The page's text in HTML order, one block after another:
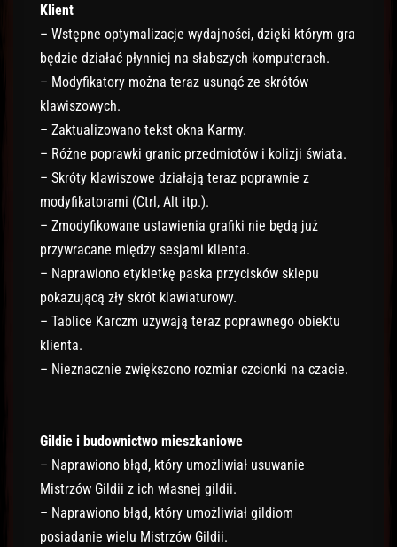
Klient
– Wstępne optymalizacje wydajności, dzięki którym gra
będzie działać płynniej na słabszych komputerach.
– Modyfikatory można teraz usunąć ze skrótów
klawiszowych.
– Zaktualizowano tekst okna Karmy.
– Różne poprawki granic przedmiotów i kolizji świata.
– Skróty klawiszowe działają teraz poprawnie z
modyfikatorami (Ctrl, Alt itp.).
– Zmodyfikowane ustawienia grafiki nie będą już
przywracane między sesjami klienta.
– Naprawiono etykietkę paska przycisków sklepu
pokazującą zły skrót klawiaturowy.
– Tablice Karczm używają teraz poprawnego obiektu
klienta.
– Nieznacznie zwiększono rozmiar czcionki na czacie.
Gildie i budownictwo mieszkaniowe
– Naprawiono błąd, który umożliwiał usuwanie
Mistrzów Gildii z ich własnej gildii.
– Naprawiono błąd, który umożliwiał gildiom
posiadanie wielu Mistrzów Gildii.